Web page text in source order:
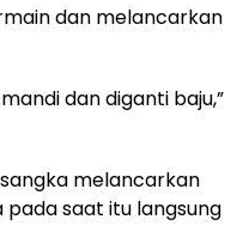
dan melancarkan
dan diganti baju,”
melancarkan
pada saat itu langsung